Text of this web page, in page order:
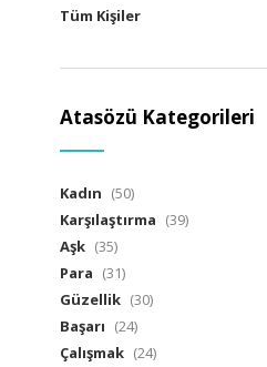
Tüm Kişiler
Atasözü Kategorileri
Kadın (50)
Karşılaştırma (39)
Aşk (35)
Para (31)
Güzellik (30)
Başarı (24)
Çalışmak (24)